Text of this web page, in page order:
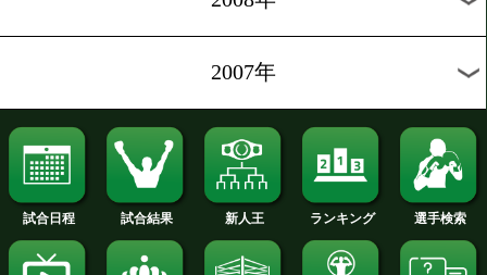
2016年
2015年